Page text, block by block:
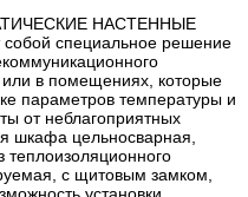
НАСТЕННЫЕ
специальное решение
в помещениях, которые
параметров температуры и
от неблагоприятных
шкафа цельносварная,
теплоизоляционного
с щитовым замком,